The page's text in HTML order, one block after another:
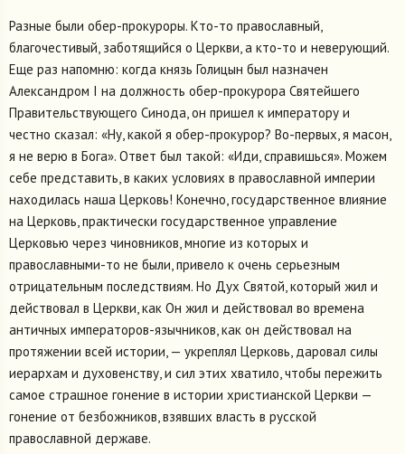
Разные были обер-прокуроры. Кто-то православный,
благочестивый, заботящийся о Церкви, а кто-то и неверующий.
Еще раз напомню: когда князь Голицын был назначен
Александром I на должность обер-прокурора Святейшего
Правительствующего Синода, он пришел к императору и
честно сказал: «Ну, какой я обер-прокурор? Во-первых, я масон,
я не верю в Бога». Ответ был такой: «Иди, справишься». Можем
себе представить, в каких условиях в православной империи
находилась наша Церковь! Конечно, государственное влияние
на Церковь, практически государственное управление
Церковью через чиновников, многие из которых и
православными-то не были, привело к очень серьезным
отрицательным последствиям. Но Дух Святой, который жил и
действовал в Церкви, как Он жил и действовал во времена
античных императоров-язычников, как он действовал на
протяжении всей истории, — укреплял Церковь, даровал силы
иерархам и духовенству, и сил этих хватило, чтобы пережить
самое страшное гонение в истории христианской Церкви —
гонение от безбожников, взявших власть в русской
православной державе.